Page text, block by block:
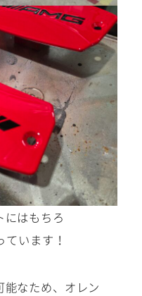
にはもちろ
ています！
なため、オレン